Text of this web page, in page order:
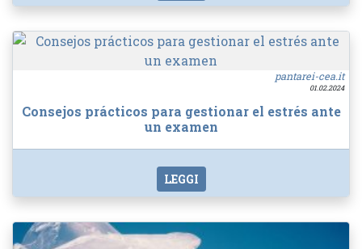
pantarei-cea.it
01.02.2024
Consejos prácticos para gestionar el estrés ante
un examen
LEGGI